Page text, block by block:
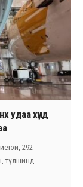
удаа хүнд
292
түлшинд